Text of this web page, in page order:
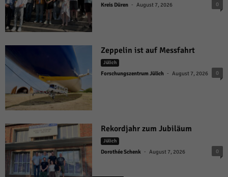
Kreis Düren - August 7, 2026 0
Zeppelin ist auf Messfahrt
Jülich
Forschungszentrum Jülich - August 7, 2026 0
Rekordjahr zum Jubiläum
Jülich
Dorothée Schenk - August 7, 2026 0